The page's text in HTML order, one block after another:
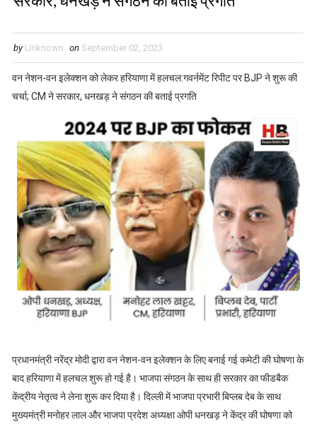
by Unknown on September 02, 2023
वन नेशन-वन इलेक्शन को लेकर हरियाणा में हलचल:गवर्नमेंट रिपीट पर BJP ने शुरू की
चर्चा; CM ने सरकार, धनखड़ ने संगठन की बताई प्रगति
प्रधानमंत्री नरेंद्र मोदी द्वारा वन नेशन-वन इलेक्शन के लिए बनाई गई कमेटी की घोषणा के
बाद हरियाणा में हलचल शुरू हो गई है। भाजपा संगठन के साथ ही सरकार का फीडबैक
केंद्रीय नेतृत्व ने लेना शुरू कर दिया है। दिल्ली में भाजपा प्रभारी बिप्लब देब के साथ
मुख्यमंत्री मनोहर लाल और भाजपा प्रदेश अध्यक्षा ओपी धनखड़ ने केंद्र की घोषणा को